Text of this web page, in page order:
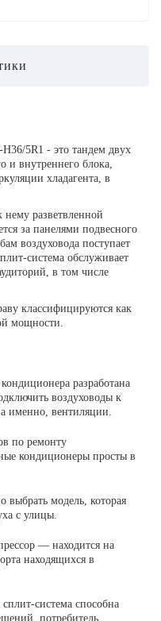
5R1 - это тандем двух
и внутреннего блока,
хладагента, в
разветвленной
за панелями подвесного
воздуховода поступает
система обслуживает
в том числе
классифицируются как
мощности.
разработана
воздуховоды к
именно, вентиляции.
по ремонту
кондиционеры просты в
модель, которая
с улицы.
— находится на
находящихся в
сплит-система способна
потребитель